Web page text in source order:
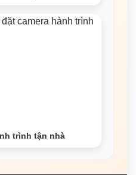
trình tận nhà